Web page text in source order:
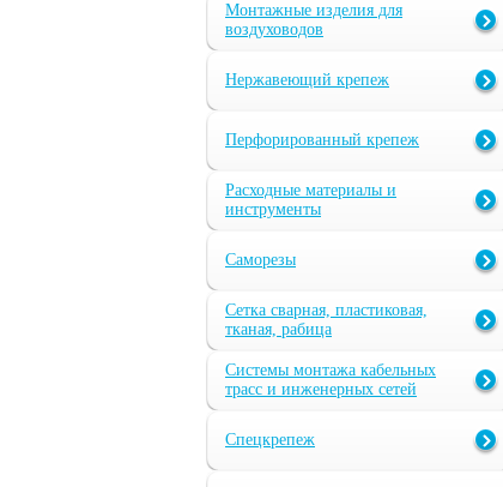
Монтажные изделия для
воздуховодов
Нержавеющий крепеж
Перфорированный крепеж
Расходные материалы и
инструменты
Саморезы
Сетка сварная, пластиковая,
тканая, рабица
Системы монтажа кабельных
трасс и инженерных сетей
Спецкрепеж